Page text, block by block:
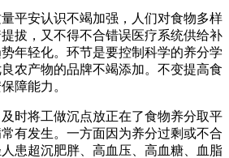
安认识不竭加强，人们对食物多样
拔，又不得不合错误医疗系统供给补
年轻化。环节是要控制科学的养分学
农产物的品牌不竭添加。不变提高食
障能力。
将工做沉点放正在了食物养分取平
有发生。一方面因为养分过剩或不合
患超沉肥胖、高血压、高血糖、血脂